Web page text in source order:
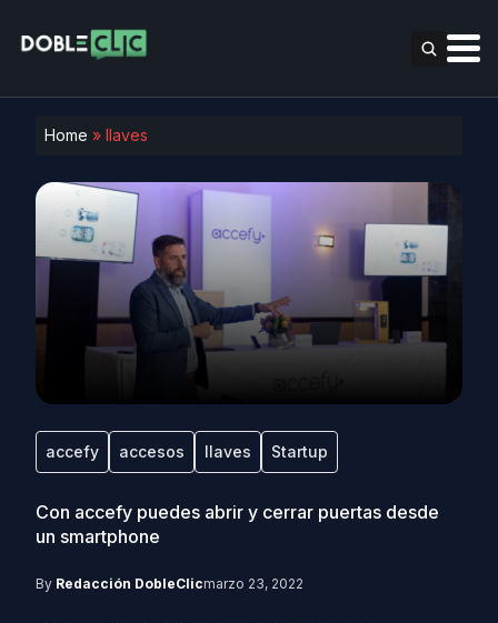
Home » llaves
accefy accesos llaves Startup
Con accefy puedes abrir y cerrar puertas desde
un smartphone
By Redacción DobleClicmarzo 23, 2022